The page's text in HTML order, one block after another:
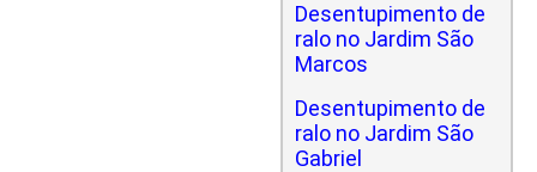
Desentupimento de
ralo no Jardim São
Marcos
Desentupimento de
ralo no Jardim São
Gabriel